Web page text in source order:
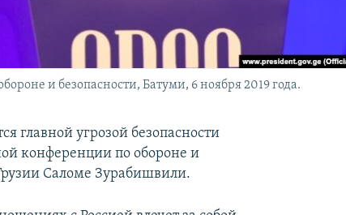
и безопасности, Батуми, 6 ноября 2019 года.
главной угрозой безопасности
конференции по обороне и
Саломе Зурабишвили.